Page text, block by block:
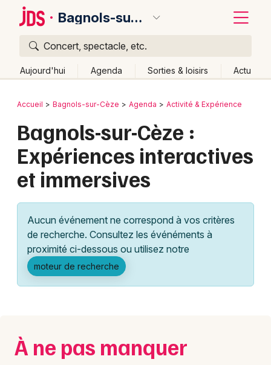
Bagnols-sur-Cèze
Concert, spectacle, etc.
Aujourd'hui Agenda Sorties & loisirs Actu
Publier un événement
Grands événements
Manifestations
Foires & salons
Sports
Bordeaux
Colmar
Lille
Lyon
Marseille
Mulhouse
Montpellier
Paris
Retour
Accueil Bagnols-sur-Cèze Agenda Activité & Expérience
Bagnols-sur-Cèze :
Expériences interactives
et immersives
Aucun événement ne correspond à vos critères
de recherche. Consultez les événéments à
proximité ci-dessous ou utilisez notre
moteur de recherche
À ne pas manquer
Quoi ?
Où ?
Languedoc-Roussillon
Partout
Près de moi
Changer de lieu
Quand ?